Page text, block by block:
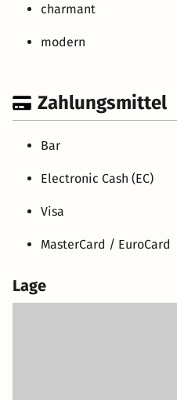
charmant
modern
Zahlungsmittel
Bar
Electronic Cash (EC)
Visa
MasterCard / EuroCard
Lage